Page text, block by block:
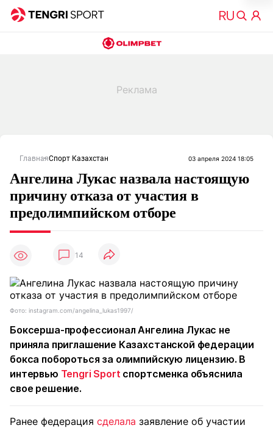
ГлавнаяСпорт Казахстан 03 апреля 2024 18:05
Ангелина Лукас назвала настоящую
причину отказа от участия в
предолимпийском отборе
14
Фото: instagram.com/angelina_lukas1997/
Боксерша-профессионал Ангелина Лукас не
приняла приглашение Казахстанской федерации
бокса побороться за олимпийскую лицензию. В
интервью Tengri Sport спортсменка объяснила
свое решение.
Ранее федерация сделала заявление об участии